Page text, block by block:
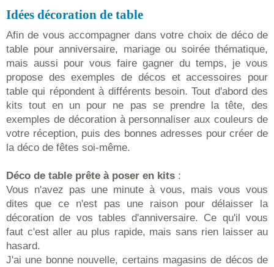
Idées décoration de table
Afin de vous accompagner dans votre choix de déco de
table pour anniversaire, mariage ou soirée thématique,
mais aussi pour vous faire gagner du temps, je vous
propose des exemples de décos et accessoires pour
table qui répondent à différents besoin. Tout d'abord des
kits tout en un pour ne pas se prendre la tête, des
exemples de décoration à personnaliser aux couleurs de
votre réception, puis des bonnes adresses pour créer de
la déco de fêtes soi-même.
Déco de table prête à poser en kits :
Vous n'avez pas une minute à vous, mais vous vous
dites que ce n'est pas une raison pour délaisser la
décoration de vos tables d'anniversaire. Ce qu'il vous
faut c'est aller au plus rapide, mais sans rien laisser au
hasard.
J'ai une bonne nouvelle, certains magasins de décos de